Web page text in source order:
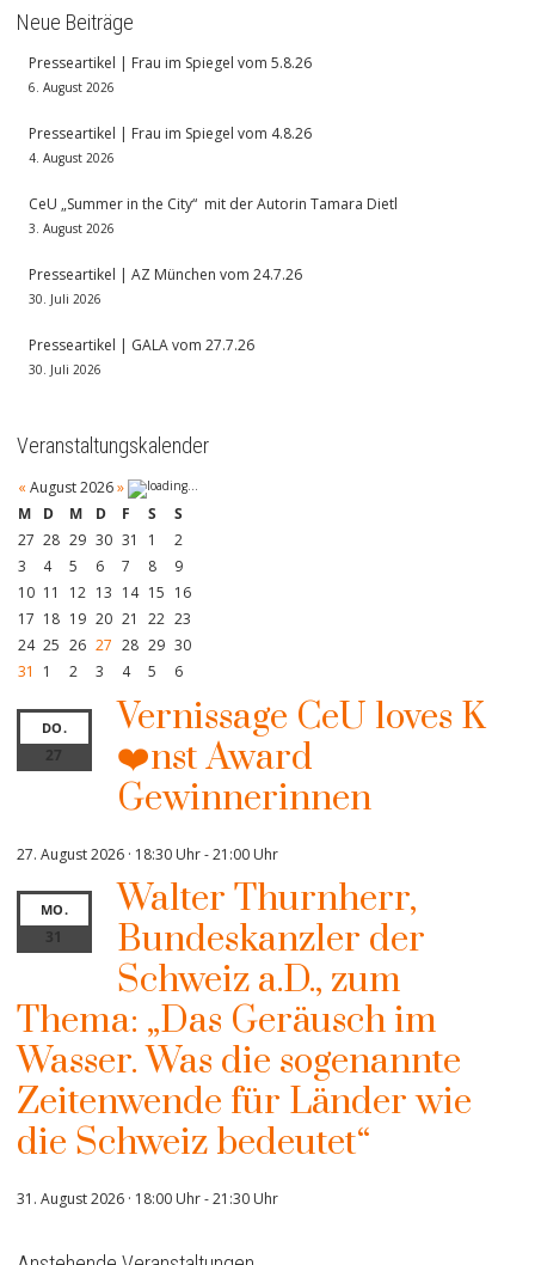
Neue Beiträge
Presseartikel | Frau im Spiegel vom 5.8.26
6. August 2026
Presseartikel | Frau im Spiegel vom 4.8.26
4. August 2026
CeU „Summer in the City“ mit der Autorin Tamara Dietl
3. August 2026
Presseartikel | AZ München vom 24.7.26
30. Juli 2026
Presseartikel | GALA vom 27.7.26
30. Juli 2026
Veranstaltungskalender
« August 2026»
M
D M D F S
S
27 28 29 30 31 1
2
3
4 5 6 7 8
9
10 11 12 13 14 15 16
17 18 19 20 21 22 23
24 25 26 27 28 29 30
31
1 2 3 4 5 6
DO.
27
Vernissage CeU loves K
❤️nst Award
Gewinnerinnen
27. August 2026 · 18:30 Uhr-21:00 Uhr
MO.
31
Walter Thurnherr,
Bundeskanzler der
Schweiz a.D., zum
Thema: „Das Geräusch im
Wasser. Was die sogenannte
Zeitenwende für Länder wie
die Schweiz bedeutet“
31. August 2026 · 18:00 Uhr-21:30 Uhr